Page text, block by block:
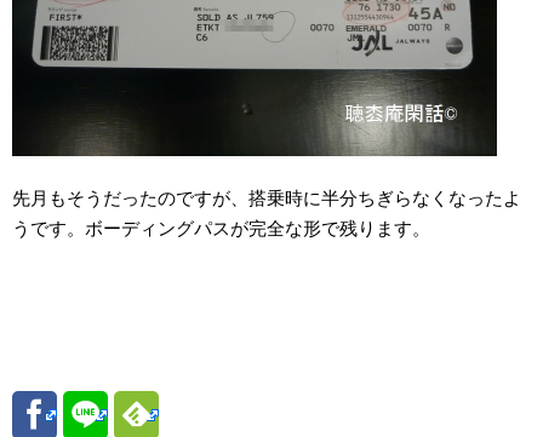
先月もそうだったのですが、搭乗時に半分ちぎらなくなったよ
うです。ボーディングパスが完全な形で残ります。